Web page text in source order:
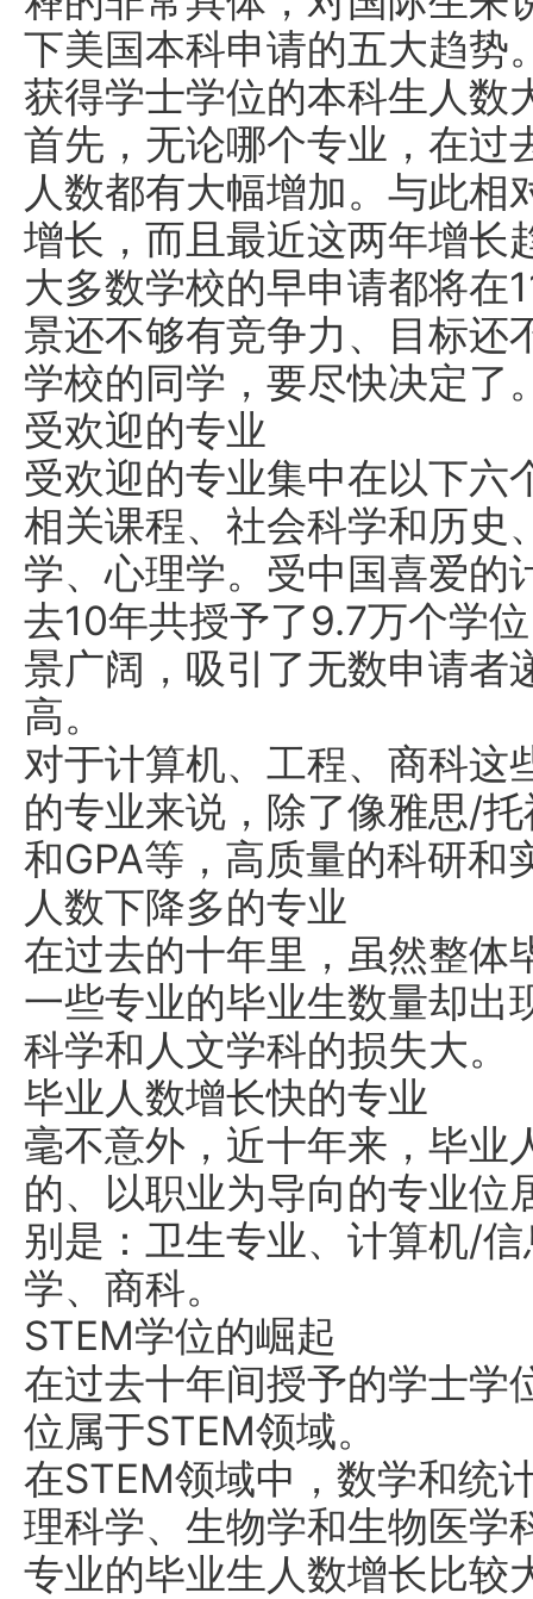
下美国本科申请的五大趋势
获得学士学位的本科生人数
首先，无论哪个专业，在过
人数都有大幅增加。与此相
增长，而且最近这两年增长
大多数学校的早申请都将在
景还不够有竞争力、目标还
学校的同学，要尽快决定了
受欢迎的专业
受欢迎的专业集中在以下六
相关课程、社会科学和历史
学、心理学。受中国喜爱的
去10年共授予了9.7万个学
景广阔，吸引了无数申请者
高。
对于计算机、工程、商科这
的专业来说，除了像雅思/
和GPA等，高质量的科研和
人数下降多的专业
在过去的十年里，虽然整体
一些专业的毕业生数量却出
科学和人文学科的损失大。
毕业人数增长快的专业
毫不意外，近十年来，毕业
的、以职业为导向的专业位
别是：卫生专业、计算机/
学、商科。
STEM学位的崛起
在过去十年间授予的学士学
位属于STEM领域。
在STEM领域中，数学和统
理科学、生物学和生物医学
专业的毕业生人数增长比较